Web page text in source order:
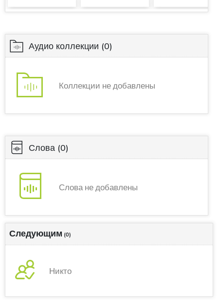
Аудио коллекции (0)
Коллекции не добавлены
Слова (0)
Слова не добавлены
Следующим (0)
Никто